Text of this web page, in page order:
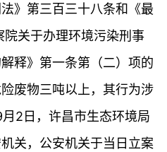
》第三百三十八条和《最
关于办理环境污染刑事
释》第一条第（二）项的
废物三吨以上，其行为涉
2日，许昌市生态环境局
关，公安机关于当日立案